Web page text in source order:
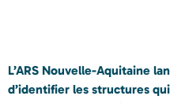
L’ARS Nouvelle-Aquitaine
d’identifier les structures